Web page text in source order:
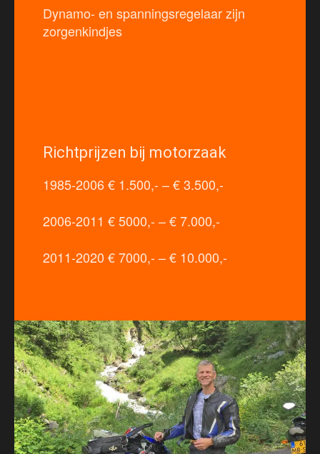
Dynamo- en spanningsregelaar zijn
zorgenkindjes
Richtprijzen bij motorzaak
1985-2006 € 1.500,- – € 3.500,-
2006-2011 € 5000,- – € 7.000,-
2011-2020 € 7000,- – € 10.000,-